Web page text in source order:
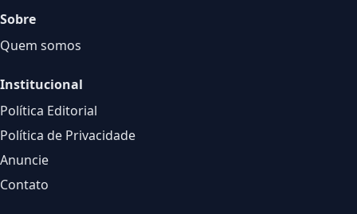
Sobre
Quem somos
Institucional
Política Editorial
Política de Privacidade
Anuncie
Contato